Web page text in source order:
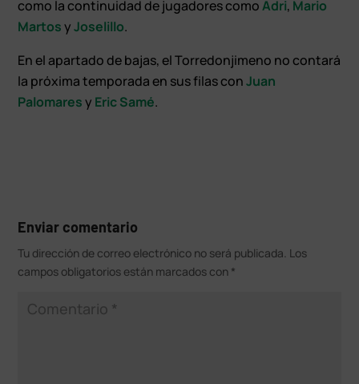
como la continuidad de jugadores comoAdri, Mario
MartosyJoselillo.
En el apartado de bajas, el Torredonjimeno no contará
la próxima temporada en sus filas conJuan
Palomaresy Eric Samé.
Enviar comentario
Tu dirección de correo electrónico no será publicada. Los
campos obligatorios están marcados con *